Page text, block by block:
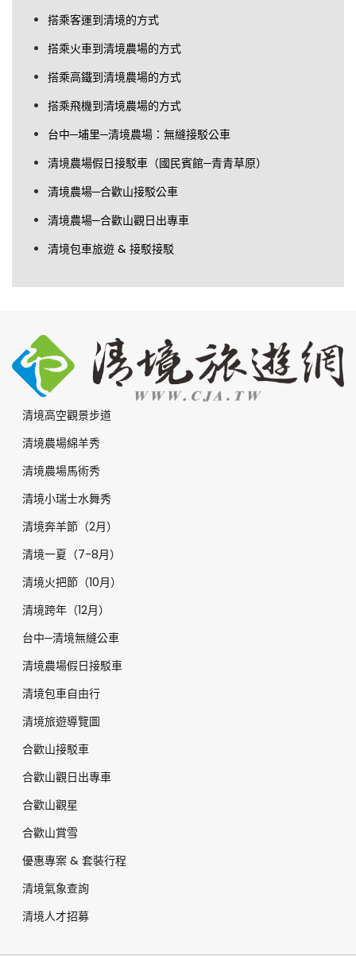
搭乘客運到清境的方式
搭乘火車到清境農場的方式
搭乘高鐵到清境農場的方式
搭乘飛機到清境農場的方式
台中─埔里─清境農場：無縫接駁公車
清境農場假日接駁車（國民賓館─青青草原）
清境農場─合歡山接駁公車
清境農場─合歡山觀日出專車
清境包車旅遊 & 接駁接駁
清境高空觀景步道
清境農場綿羊秀
清境農場馬術秀
清境小瑞士水舞秀
清境奔羊節（2月）
清境一夏（7-8月）
清境火把節（10月）
清境跨年（12月）
台中─清境無縫公車
清境農場假日接駁車
清境包車自由行
清境旅遊導覽圖
合歡山接駁車
合歡山觀日出專車
合歡山觀星
合歡山賞雪
優惠專案 & 套裝行程
清境氣象查詢
清境人才招募